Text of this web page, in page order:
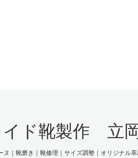
イド靴製作 立
｜靴磨き｜靴修理｜サイズ調整｜オリジナル